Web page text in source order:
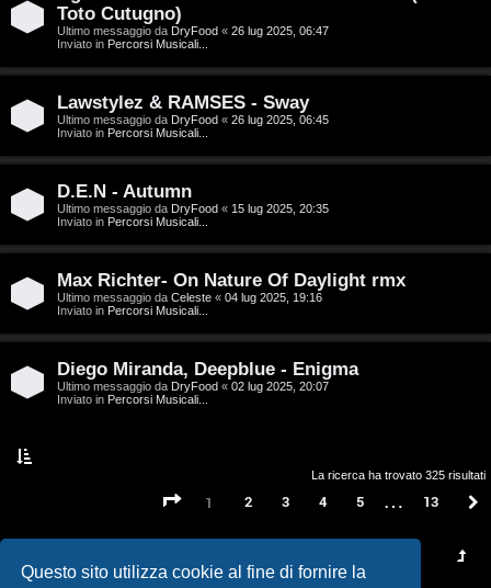
Questo sito utilizza cookie al fine di fornire la
Toto Cutugno)
Ultimo messaggio da DryFood « 26 lug 2025, 06:47
Inviato in Percorsi Musicali...
Lawstylez & RAMSES - Sway
Ultimo messaggio da DryFood « 26 lug 2025, 06:45
Inviato in Percorsi Musicali...
D.E.N - Autumn
Ultimo messaggio da DryFood « 15 lug 2025, 20:35
Inviato in Percorsi Musicali...
Max Richter- On Nature Of Daylight rmx
Ultimo messaggio da Celeste « 04 lug 2025, 19:16
Inviato in Percorsi Musicali...
Diego Miranda, Deepblue - Enigma
Ultimo messaggio da DryFood « 02 lug 2025, 20:07
Inviato in Percorsi Musicali...
La ricerca ha trovato 325 risultati
Pagina di
1 2 3 4 5 … 13
g
i
t
a
S
t
o
r
e
:
G